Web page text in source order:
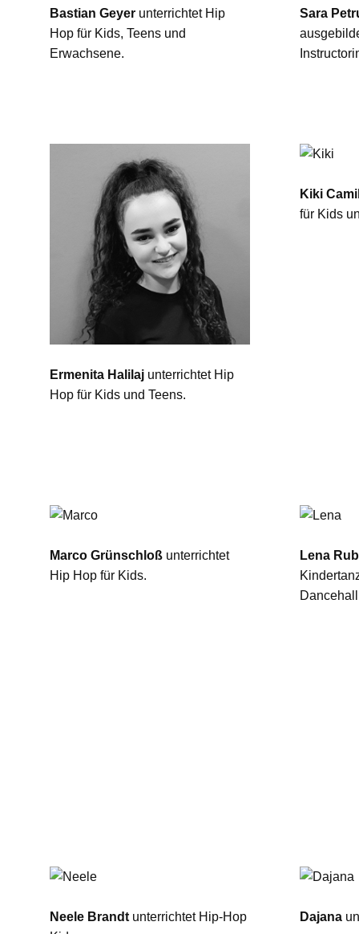
Bastian Geyer unterrichtet Hip
Hop für Kids, Teens und
Erwachsene.
Sara
Ermenita Halilaj unterrichtet Hip
Hop für Kids und Teens.
Kiki
für Kids
Marco Grünschloß unterrichtet
Hip Hop für Kids.
Lena
Neele Brandt unterrichtet Hip-Hop
Dajana